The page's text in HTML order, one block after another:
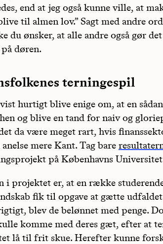
end at jeg også kunne ville, at
til almen lov.” Sagt med andre
du ønsker, at alle andre også gør
døren.
terningespil
hurtigt blive enige om, at en
og blive en tand for naiv og
da være meget rart, hvis
mere Kant. Tag bare
på Københavns
i projektet er, at en række
fik til opgave at gætte
blev de belønnet med penge.
komme med deres gæt, efter at
lå til frit skue. Herefter kunne